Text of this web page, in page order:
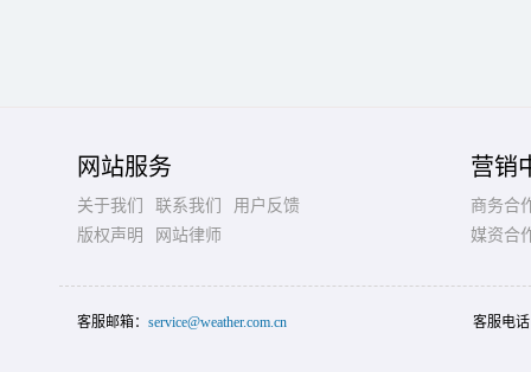
网站服务
关于我们 联系我们
用户反馈
版权声明
网站律师
营销
商务合
媒资合
客服邮箱： service@weather.com.cn 客服电